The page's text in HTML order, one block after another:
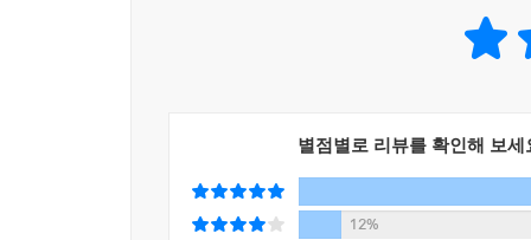
수능 만점자, 서울대 재학생 160명을 대상으로
8명의 학생들은 그들의 아빠에게 긍정적인 감
명문대생에게 발견되는 공통점, 그들이 말하
과정에서 아이들이 진짜 원하는 부모의 모습을
별점별로 리뷰를 확인해 보세
12%